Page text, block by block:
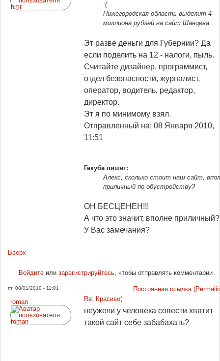
:(
Нижегородская область выделит 4
миллиона рублей на сайт Шанцева
Эт разве деньги для Губернии? Да
если поделить на 12 - налоги, пыль.
Считайте дизайнер, программист,
отдел безопасности, журналист,
оператор, водитель, редактор,
директор.
Эт я по минимому взял.
Отправленный на: 08 Января 2010,
11:51
Гекуба пишет:
Алекс, сколько стоит наш сайт,
приличный по обустройству?
ОН БЕСЦЕНЕН!!!
А что это значит, вполне приличный?
У Вас замечания?
Вверх
Войдитеили зарегистрируйтесь, чтобы отправлять комментарии
пт, 08/01/2010 - 11:01
Постоянная ссылка
roman
Re: Красиво(
неужели у человека совести хватит
такой сайт себе забабахать?